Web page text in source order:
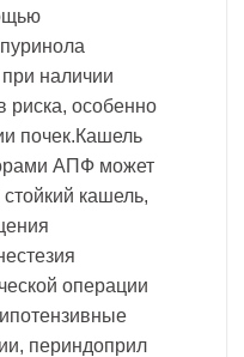
наличии
риска, особенно
почек.Кашель
АПФ может
кашель,
операции
периндоприл